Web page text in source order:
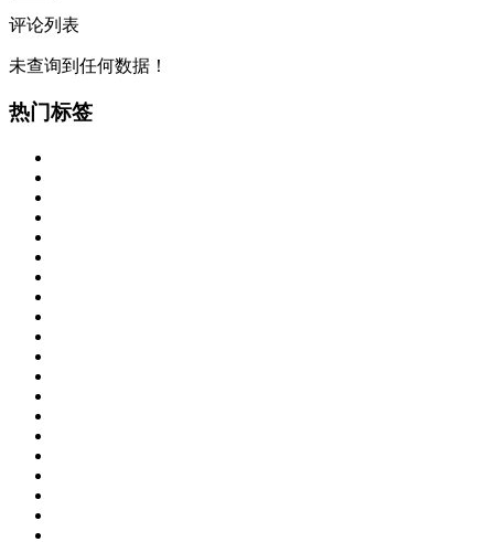
评论列表
未查询到任何数据！
热门标签